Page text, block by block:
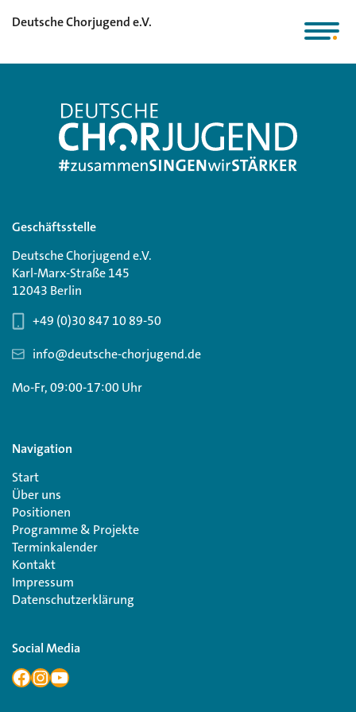
Deutsche Chorjugend e.V.
Geschäftsstelle
Deutsche Chorjugend e.V.
Karl-Marx-Straße 145
12043 Berlin
+49 (0)30 847 10 89-50
info@deutsche-chorjugend.de
Mo-Fr, 09:00-17:00 Uhr
Navigation
Start
Über uns
Positionen
Programme & Projekte
Terminkalender
Kontakt
Impressum
Datenschutzerklärung
Social Media